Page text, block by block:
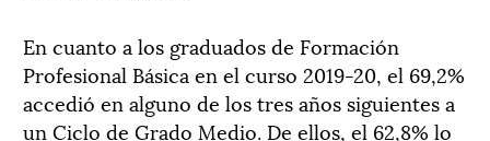
En cuanto a los graduados de Formación
Profesional Básica en el curso 2019-20, el 69,2%
accedió en alguno de los tres años siguientes a
un Ciclo de Grado Medio. De ellos, el 62,8% lo